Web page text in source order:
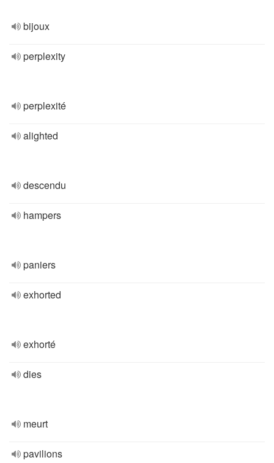
bijoux
perplexity
perplexité
alighted
descendu
hampers
paniers
exhorted
exhorté
dies
meurt
pavilions